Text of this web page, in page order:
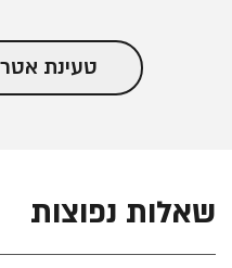
טעינת
שאלות נפוצות